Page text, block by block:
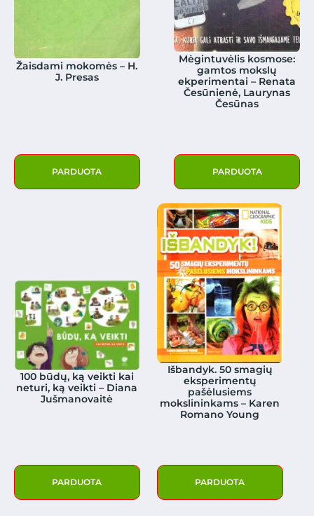
Žaisdami mokomės – H.
J. Presas
PARDUOTA
Mėgintuvėlis kosmose:
gamtos mokslų
ekperimentai – Renata
Česūnienė, Laurynas
Česūnas
PARDUOTA
100 būdų, ką veikti kai
neturi, ką veikti – Diana
Jušmanovaitė
PARDUOTA
Išbandyk. 50 smagių
eksperimentų
pašėlusiems
mokslininkams – Karen
Romano Young
PARDUOTA